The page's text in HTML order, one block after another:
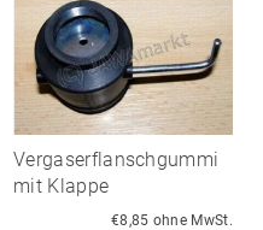
Vergaserflanschgummi
mit Klappe
€8,85 ohne MwSt.